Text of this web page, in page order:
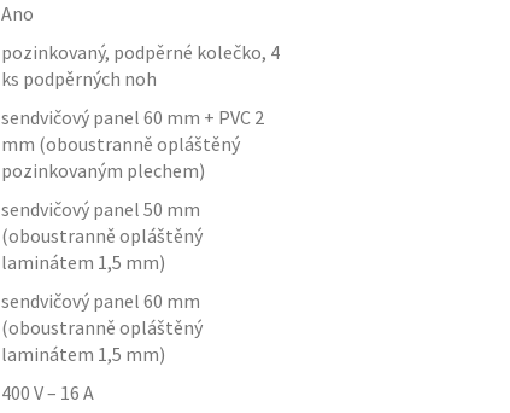
Ano
pozinkovaný, podpěrné kolečko, 4
ks podpěrných noh
sendvičový panel 60 mm + PVC 2
mm (oboustranně opláštěný
pozinkovaným plechem)
sendvičový panel 50 mm
(oboustranně opláštěný
laminátem 1,5 mm)
sendvičový panel 60 mm
(oboustranně opláštěný
laminátem 1,5 mm)
400 V – 16 A